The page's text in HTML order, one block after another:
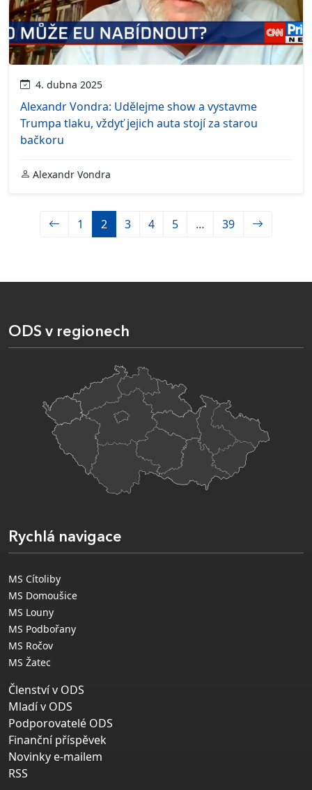
4. dubna 2025
Alexandr Vondra: Udělejme show a vystavme
Trumpa tlaku, vždyť jejich auta stojí za starou
bačkoru
Alexandr Vondra
1 2 3 4 5 … 39
ODS v regionech
Rychlá navigace
MS Cítoliby
MS Domoušice
MS Louny
MS Podbořany
MS Ročov
MS Žatec
Členství v ODS
Mladí v ODS
Podporovatelé ODS
Finanční příspěvek
Novinky e-mailem
RSS